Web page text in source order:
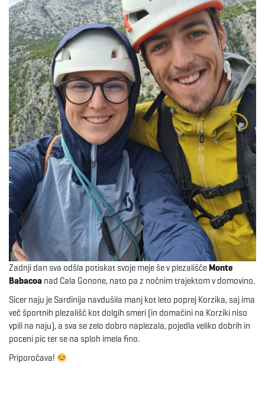
Zadnji dan sva odšla potiskat svoje meje še v plezališčeMonte
Babacoa nad Cala Gonone, nato pa z nočnim trajektom v domovino.
Sicer naju je Sardinija navdušila manj kot leto poprej Korzika, saj ima
več športnih plezališč kot dolgih smeri (in domačini na Korziki niso
vpili na naju), a sva se zelo dobro naplezala, pojedla veliko dobrih in
poceni pic ter se na sploh imela fino.
Priporočava!